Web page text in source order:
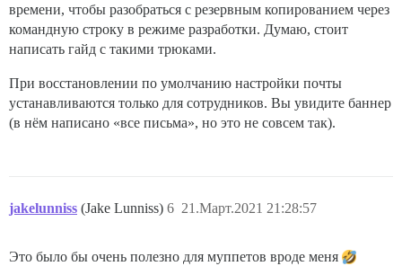
времени, чтобы разобраться с резервным копированием через
командную строку в режиме разработки. Думаю, стоит
написать гайд с такими трюками.
При восстановлении по умолчанию настройки почты
устанавливаются только для сотрудников. Вы увидите баннер
(в нём написано «все письма», но это не совсем так).
jakelunniss (Jake Lunniss) 21.Март.2021 21:28:57
6
Это было бы очень полезно для муппетов вроде меня